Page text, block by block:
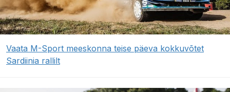
Vaata M-Sport meeskonna teise päeva kokkuvõtet
Sardiinia rallilt